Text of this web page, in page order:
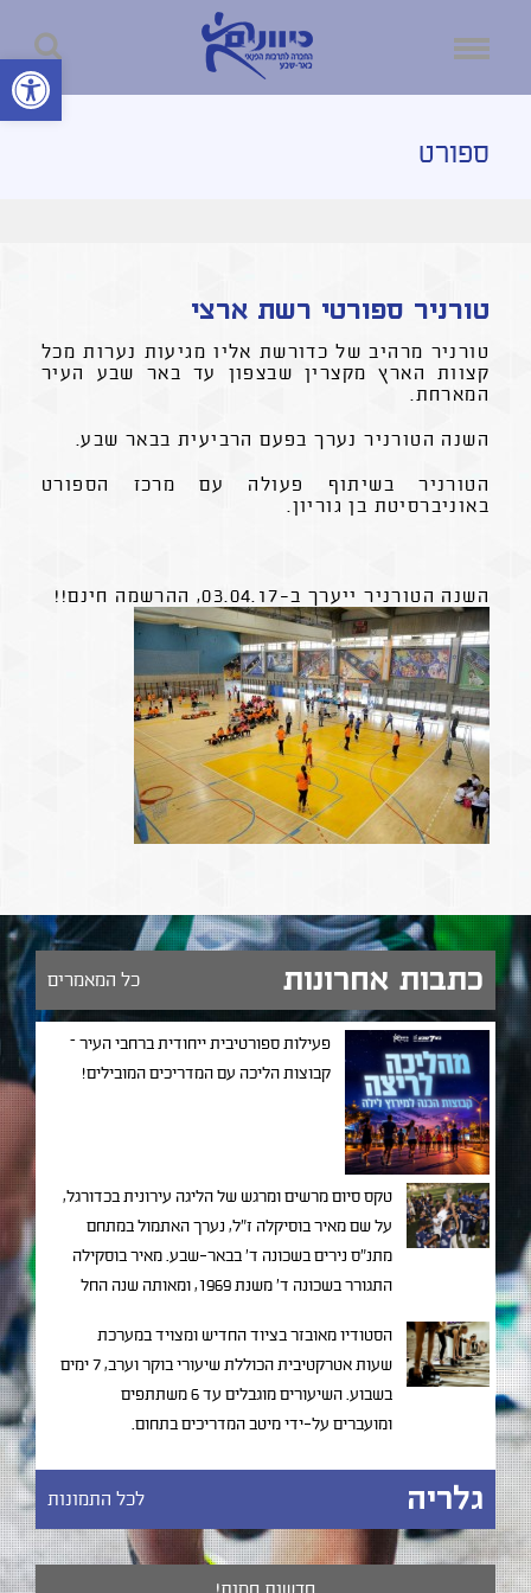
פתח סרגל
ספורט
טורניר ספורטי רשת ארצי
טורניר מרהיב של כדורשת אליו מגיעות נערות מכל
קצוות הארץ מקצרין שבצפון עד באר שבע העיר
המארחת.
השנה הטורניר נערך בפעם הרביעית בבאר שבע.
הטורניר בשיתוף פעולה עם מרכז הספורט
באוניברסיטת בן גוריון.
השנה הטורניר ייערך ב-03.04.17, ההרשמה חינם!!
כתבות אחרונות כל המאמרים
פעילות ספורטיבית ייחודית ברחבי העיר –
קבוצות הליכה עם המדריכים המובילים!
טקס סיום מרשים ומרגש של הליגה עירונית בכדורגל,
על שם מאיר בוסיקלה ז"ל, נערך האתמול במתחם
מתנ"ס נירים בשכונה ד' בבאר-שבע. מאיר בוסקילה
התגורר בשכונה ד' משנת 1969, ומאותה שנה החל
להוציא נערים ממצבי מצוקה תוך שילובם בחברה
באמצעות פרויקטים חינוכיים שונים.
הסטודיו מאובזר בציוד החדיש ומצויד במערכת
שעות אטרקטיבית הכוללת שיעורי בוקר וערב, 7 ימים
בשבוע. השיעורים מוגבלים עד 6 משתתפים
ומועברים על-ידי מיטב המדריכים בתחום.
גלריה לכל התמונות